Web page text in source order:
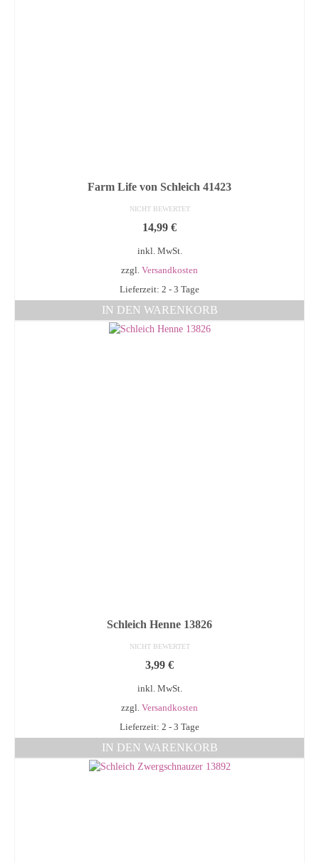
Farm Life von Schleich 41423
NICHT BEWERTET
14,99 €
inkl. MwSt.
zzgl. Versandkosten
Lieferzeit: 2 - 3 Tage
IN DEN WARENKORB
Schleich Henne 13826
NICHT BEWERTET
3,99 €
inkl. MwSt.
zzgl. Versandkosten
Lieferzeit: 2 - 3 Tage
IN DEN WARENKORB